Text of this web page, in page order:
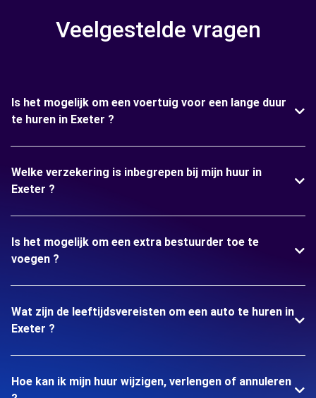
Veelgestelde vragen
Is het mogelijk om een voertuig voor een lange duur
te huren in Exeter ?
Welke verzekering is inbegrepen bij mijn huur in
Exeter ?
Is het mogelijk om een extra bestuurder toe te
voegen ?
Wat zijn de leeftijdsvereisten om een auto te huren in
Exeter ?
Hoe kan ik mijn huur wijzigen, verlengen of annuleren